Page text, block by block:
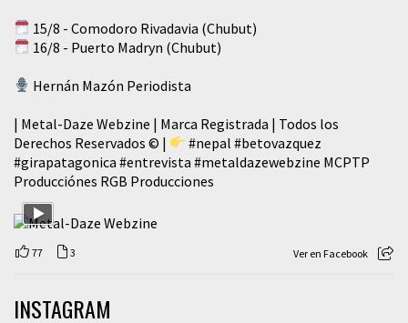
15/8 - Comodoro Rivadavia (Chubut)
16/8 - Puerto Madryn (Chubut)
Hernán Mazón Periodista
| Metal-Daze Webzine | Marca Registrada | Todos los
Derechos Reservados © |
#nepal #betovazquez
#girapatagonica #entrevista #metaldazewebzine MCPTP
Producciónes RGB Producciones
77 3 Ver en Facebook
INSTAGRAM